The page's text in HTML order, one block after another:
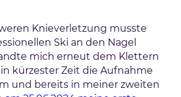
Knieverletzung musste
Ski an den Nagel
mich erneut dem Klettern
kürzester Zeit die Aufnahme
und bereits in meiner zweiten